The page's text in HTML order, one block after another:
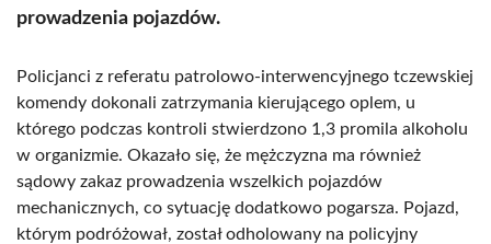
prowadzenia pojazdów.
Policjanci z referatu patrolowo-interwencyjnego tczewskiej
komendy dokonali zatrzymania kierującego oplem, u
którego podczas kontroli stwierdzono 1,3 promila alkoholu
w organizmie. Okazało się, że mężczyzna ma również
sądowy zakaz prowadzenia wszelkich pojazdów
mechanicznych, co sytuację dodatkowo pogarsza. Pojazd,
którym podróżował, został odholowany na policyjny